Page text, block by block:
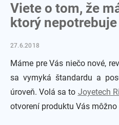
Viete o tom, že
ktorý
27.6.2018
Máme pre Vás niečo nové,
sa vymyká štandardu a
úroveň. Volá sa to Joyetech
otvorení produktu Vás môžno